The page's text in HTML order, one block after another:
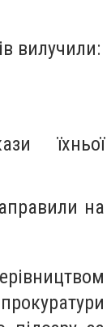
вилучили:
їхньої
на